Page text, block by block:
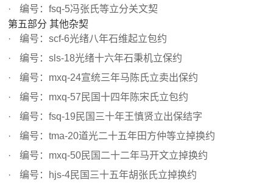
编号：fsq-5冯张氏等立分关文契
第五部分 其他杂契
编号：scf-6光绪八年石维起立包约
编号：sls-18光绪十六年石秉机立保约
编号：mxq-24宣统三年马陈氏立卖出保约
编号：mxq-57民国十四年陈宋氏立包约
编号：fsq-19民国三十年王慎贤立出保结字
编号：tma-20道光二十五年田方仲等立掉换约
编号：mxq-50民国二十二年马开文立掉换约
编号：hjs-4民国三十五年胡张氏立掉换约